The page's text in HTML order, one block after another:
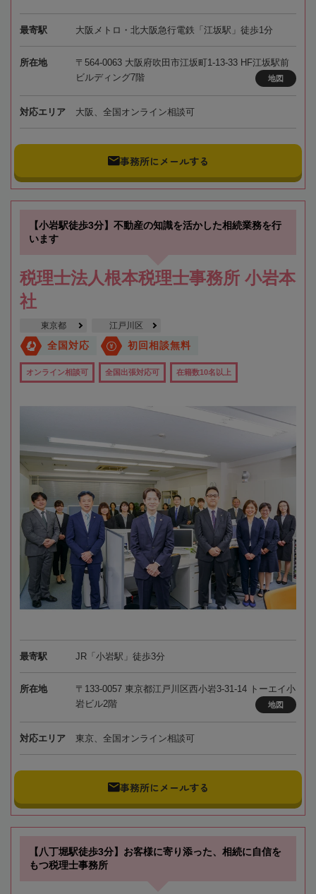
最寄駅 大阪メトロ・北大阪急行電鉄「江坂駅」徒歩1分
所在地
〒564-0063 大阪府吹田市江坂町1-13-33 HF江坂駅前
ビルディング7階
地図
対応エリア 大阪、全国オンライン相談可
事務所にメールする
【小岩駅徒歩3分】不動産の知識を活かした相続業務を行
います
税理士法人根本税理士事務所 小岩本
社
東京都 江戸川区
全国対応 初回相談無料
オンライン相談可 全国出張対応可 在籍数10名以上
最寄駅 JR「小岩駅」徒歩3分
所在地
〒133-0057 東京都江戸川区西小岩3-31-14 トーエイ小
岩ビル2階
地図
対応エリア 東京、全国オンライン相談可
事務所にメールする
【八丁堀駅徒歩3分】お客様に寄り添った、相続に自信を
もつ税理士事務所